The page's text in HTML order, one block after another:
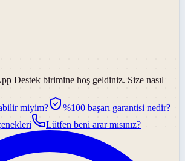
Destek birimine hoş geldiniz. Size nasıl
miyim?
%100 başarı garantisi nedir?
Lütfen beni arar mısınız?